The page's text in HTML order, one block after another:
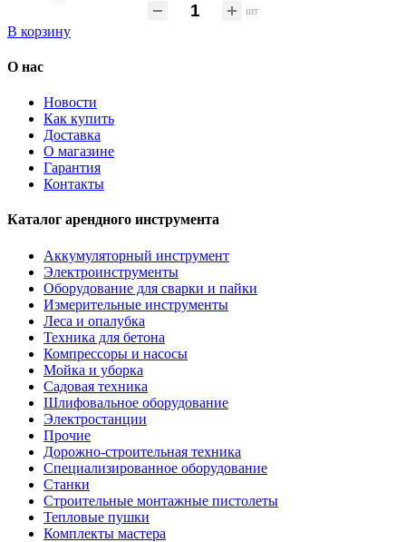
шт
В корзину
О нас
Новости
Как купить
Доставка
О магазине
Гарантия
Контакты
Каталог арендного инструмента
Аккумуляторный инструмент
Электроинструменты
Оборудование для сварки и пайки
Измерительные инструменты
Леса и опалубка
Техника для бетона
Компрессоры и насосы
Мойка и уборка
Садовая техника
Шлифовальное оборудование
Электростанции
Прочие
Дорожно-строительная техника
Специализированное оборудование
Станки
Строительные монтажные пистолеты
Тепловые пушки
Комплекты мастера